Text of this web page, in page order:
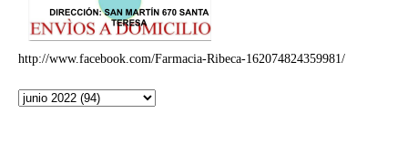
http://www.facebook.com/Farmacia-Ribeca-162074824359981/